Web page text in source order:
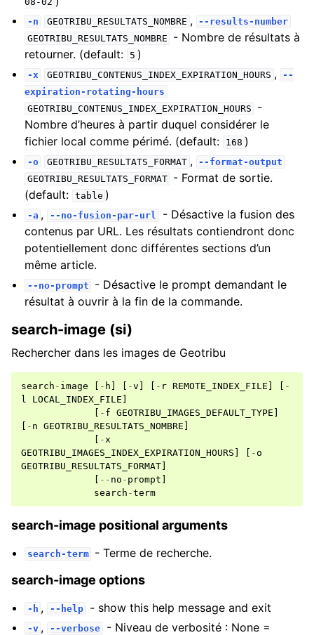
-n GEOTRIBU_RESULTATS_NOMBRE ,
--results-number
GEOTRIBU_RESULTATS_NOMBRE
- Nombre de résultats à
retourner. (default:
5 )
-x GEOTRIBU_CONTENUS_INDEX_EXPIRATION_HOURS ,
--
expiration-rotating-hours
GEOTRIBU_CONTENUS_INDEX_EXPIRATION_HOURS
-
Nombre d’heures à partir duquel considérer le
fichier local comme périmé. (default:
168 )
-o GEOTRIBU_RESULTATS_FORMAT ,
--format-output
GEOTRIBU_RESULTATS_FORMAT
- Format de sortie.
(default: table )
-a , --no-fusion-par-url
- Désactive la fusion des
contenus par URL. Les résultats contiendront donc
potentiellement donc différentes sections d’un
même article.
--no-prompt
- Désactive le prompt demandant le
résultat à ouvrir à la fin de la commande.
search-image (si)
Rechercher dans les images de Geotribu
search - image - h -v - r REMOTE_INDEX_FILE
-
l
LOCAL_INDEX_FILE
- f GEOTRIBU_IMAGES_DEFAULT_TYPE
- n GEOTRIBU_RESULTATS_NOMBRE
-x
GEOTRIBU_IMAGES_INDEX_EXPIRATION_HOURS
-o
GEOTRIBU_RESULTATS_FORMAT
-- no - prompt
search -term
search-image positional arguments
search-term - Terme de recherche.
search-image options
-h , --help - show this help message and exit
-v , --verbose
- Niveau de verbosité : None =